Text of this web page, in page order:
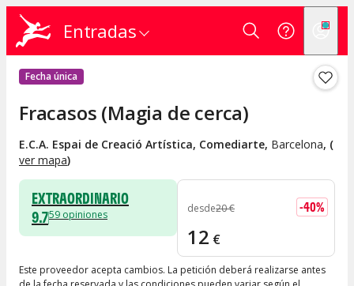
Entradas
Fecha única
Fracasos (Magia de cerca)
E.C.A. Espai de Creació Artística, Comediarte, Barcelona, (
ver mapa)
EXTRAORDINARIO
9.759 opiniones desde20€ -40%
12 €
Este proveedor acepta cambios. La petición deberá realizarse antes